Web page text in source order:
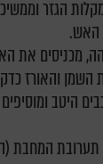
האש.
והאורז
המחבת